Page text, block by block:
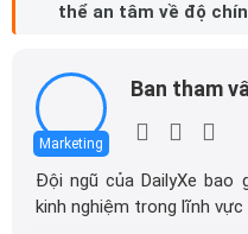
thể an tâm về độ
Marketing
Ban tham
Đội ngũ của DailyXe bao
kinh nghiệm trong lĩnh vực